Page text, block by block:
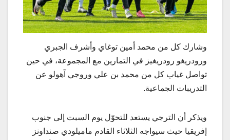
وشارك كل من محمد أمين توغاي وأشرف الجبري
ورودريغو رودريغيز في التمارين مع المجموعة، في حين
تواصل غياب كل من محمد بن علي وروجي آهولو عن
التدريبات الجماعية.
ويذكر أن الترجي يستعد للتحوّل يوم السبت إلى جنوب
إفريقيا حيث سيواجه الثلاثاء القادم ماميلودي صنداونز